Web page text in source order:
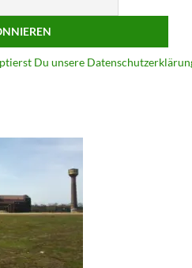
Du unsere